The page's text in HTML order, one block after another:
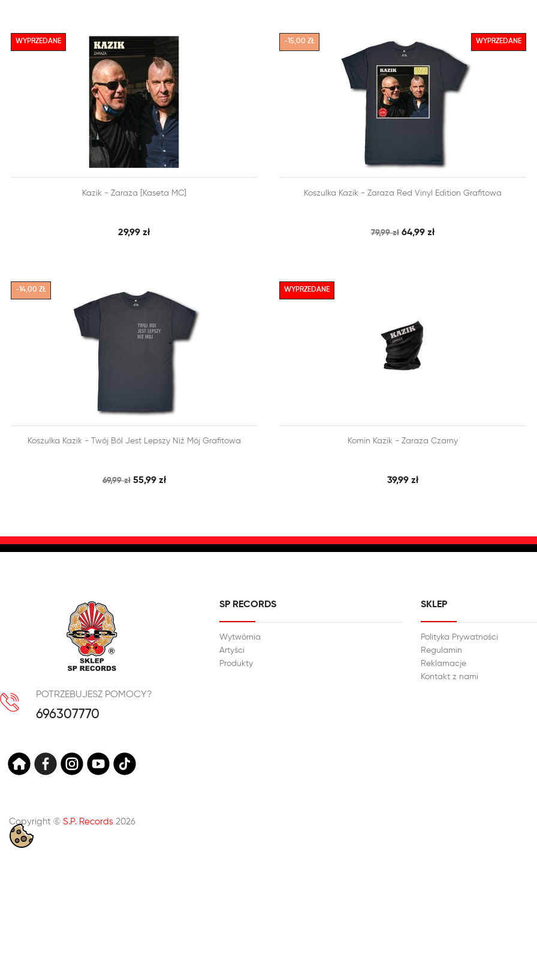
DODAJ DO KOSZYKA SZYBKI PODGLĄD
Kazik - Zaraza [Kaseta MC]
29,99 zł
WYPRZEDANE
DODAJ DO KOSZYKA SZYBKI PODGLĄD
Koszulka Kazik - Zaraza Red Vinyl Edition Grafitowa
79,99 zł 64,99 zł
-15,00 ZŁ WYPRZEDANE
DODAJ DO KOSZYKA SZYBKI PODGLĄD
Koszulka Kazik - Twój Ból Jest Lepszy Niż Mój Grafitowa
69,99 zł 55,99 zł
-14,00 ZŁ
DODAJ DO KOSZYKA SZYBKI PODGLĄD
Komin Kazik - Zaraza Czarny
39,99 zł
WYPRZEDANE
POTRZEBUJESZ POMOCY?
696307770
SP RECORDS
Wytwórnia
Artyści
Produkty
SKLEP
Polityka Prywatności
Regulamin
Reklamacje
Kontakt z nami
Copyright © S.P. Records 2026